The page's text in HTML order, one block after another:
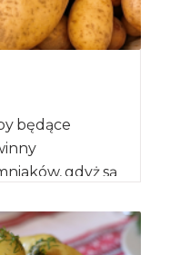
będące
gdyż są